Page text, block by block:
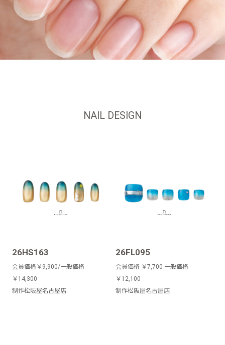
NAIL DESIGN
26HS163
会員価格￥9,900/一般価格
￥14,300
制作松阪屋名古屋店
26FL095
会員価格 ￥7,700 一般価格
￥12,100
制作松阪屋名古屋店